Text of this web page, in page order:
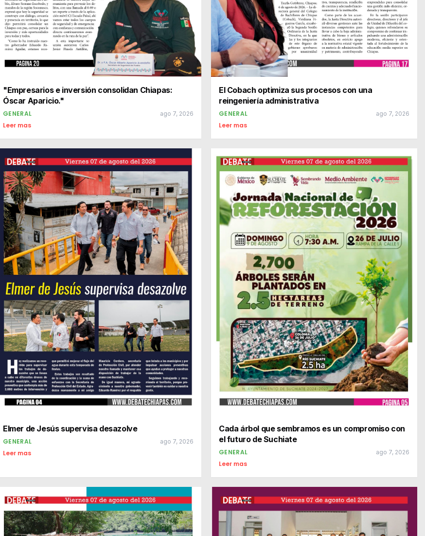
"Empresarios e inversión consolidan Chiapas:
GENERAL ago 7, 2026
Leer mas
El Cobach optimiza sus procesos con una
reingeniería administrativa
GENERAL ago 7, 2026
Leer mas
Elmer de Jesús supervisa desazolve
GENERAL ago 7, 2026
Leer mas
Cada árbol que sembramos es un compromiso con
el futuro de Suchiate
GENERAL ago 7, 2026
Leer mas